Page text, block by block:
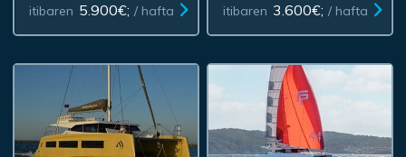
itibaren 5.900€; / hafta itibaren 3.600€; / hafta